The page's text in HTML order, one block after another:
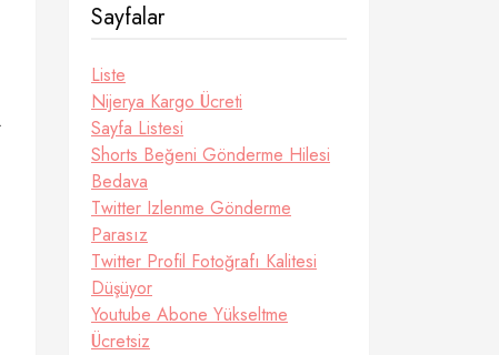
Sayfalar
Liste
Nijerya Kargo Ücreti
Sayfa Listesi
Shorts Beğeni Gönderme Hilesi
Bedava
Twitter Izlenme Gönderme
Parasız
Twitter Profil Fotoğrafı Kalitesi
Düşüyor
Youtube Abone Yükseltme
Ücretsiz